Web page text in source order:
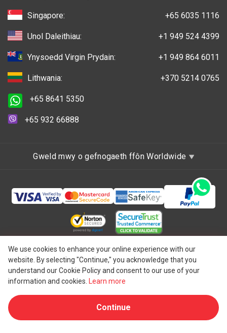
We use cookies to enhance your online experience with our
website. By selecting "Continue," you acknowledge that you
understand our Cookie Policy and consent to our use of your
information and cookies.
Learn more
Continue
Singapore: +65 6035 1116
Unol Daleithiau: +1 949 524 4399
Ynysoedd Virgin Prydain: +1 949 864 6011
Lithwania: +370 5214 0765
+65 8641 5350
+65 932 66888
Gweld mwy o gefnogaeth ffôn Worldwide
Hawlfraint © 1997 - 2026 One IBC Limited, wedi'i
ymgorffori yng Nghymru a Lloegr, y Deyrnas Unedig ag
atebolrwydd cyfyngedig ac aelod-gwmni o rwydwaith One
IBC o endid cyfreithiol annibynnol ac ar wahân sy'n
gysylltiedig ag One IBC
Group ("One IBC Limited